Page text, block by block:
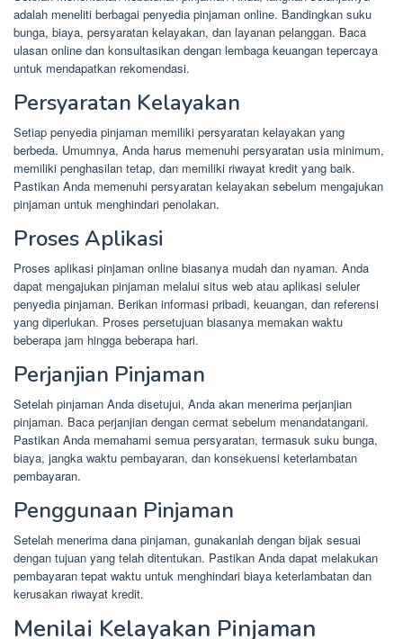
adalah meneliti berbagai penyedia pinjaman online. Bandingkan suku
bunga, biaya, persyaratan kelayakan, dan layanan pelanggan. Baca
ulasan online dan konsultasikan dengan lembaga keuangan tepercaya
untuk mendapatkan rekomendasi.
Persyaratan Kelayakan
Setiap penyedia pinjaman memiliki persyaratan kelayakan yang
berbeda. Umumnya, Anda harus memenuhi persyaratan usia minimum,
memiliki penghasilan tetap, dan memiliki riwayat kredit yang baik.
Pastikan Anda memenuhi persyaratan kelayakan sebelum mengajukan
pinjaman untuk menghindari penolakan.
Proses Aplikasi
Proses aplikasi pinjaman online biasanya mudah dan nyaman. Anda
dapat mengajukan pinjaman melalui situs web atau aplikasi seluler
penyedia pinjaman. Berikan informasi pribadi, keuangan, dan referensi
yang diperlukan. Proses persetujuan biasanya memakan waktu
beberapa jam hingga beberapa hari.
Perjanjian Pinjaman
Setelah pinjaman Anda disetujui, Anda akan menerima perjanjian
pinjaman. Baca perjanjian dengan cermat sebelum menandatangani.
Pastikan Anda memahami semua persyaratan, termasuk suku bunga,
biaya, jangka waktu pembayaran, dan konsekuensi keterlambatan
pembayaran.
Penggunaan Pinjaman
Setelah menerima dana pinjaman, gunakanlah dengan bijak sesuai
dengan tujuan yang telah ditentukan. Pastikan Anda dapat melakukan
pembayaran tepat waktu untuk menghindari biaya keterlambatan dan
kerusakan riwayat kredit.
Menilai Kelayakan Pinjaman